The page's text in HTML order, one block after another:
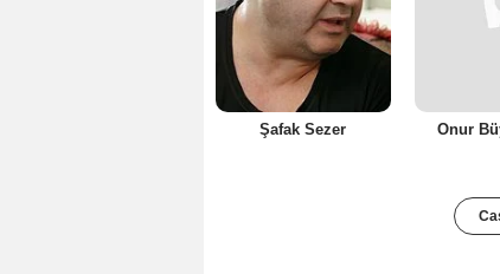
Şafak Sezer Onur